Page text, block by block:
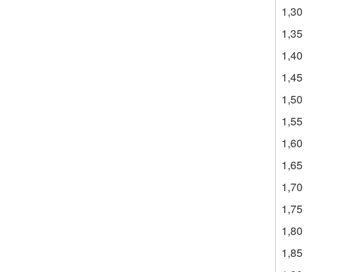
1,30
1,35
1,40
1,45
1,50
1,55
1,60
1,65
1,70
1,75
1,80
1,85